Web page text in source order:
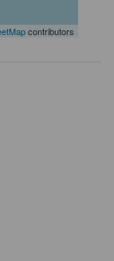
contributors